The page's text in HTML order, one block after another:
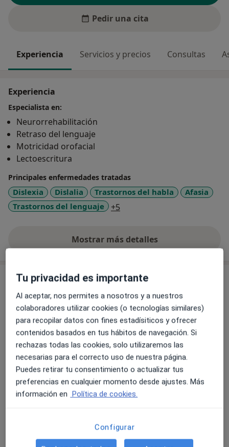
Pedir una cita
Experiencia Servicios y precios Consultas
Experiencia
Especialista en:
Neurorrehabilitación
Retraso del lenguaje
Motricidad orofacial
Lectoescritura
Principales enfermedades tratadas
Dislexia Dislalia Trastornos del habla
Afasia
Trastornos del lenguaje
+5
Mostrar más detalles
sobre la experiencia
Servicios y precios
Visita Logopedia y Logofoniatría
Detalles
Diagnóstico de la disfagia orofaríngea
Desde 30 € Detalles
Equinoterapia
Detalles
Tu privacidad es importante
Al aceptar, nos permites a nosotros y a nuestros
colaboradores utilizar cookies (o tecnologías similares)
para recopilar datos con fines estadísiticos y ofrecer
contenidos basados en tus hábitos de navegación. Si
rechazas todas las cookies, solo utilizaremos las
necesarias para el correcto uso de nuestra página.
Puedes retirar tu consentimiento o actualizar tus
preferencias en cualquier momento desde ajustes. Más
información en Política de cookies.
Configurar